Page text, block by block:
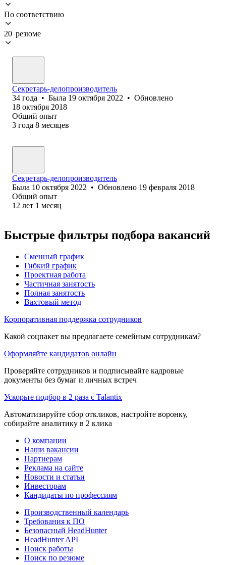
По соответствию
20 резюме
Секретарь-делопроизводитель
34 года • Была 19 октября 2022 • Обновлено
18 октября 2018
Общий опыт
3 года 8 месяцев
Секретарь-делопроизводитель
Была 10 октября 2022 • Обновлено 19 февраля 2018
Общий опыт
12 лет 1 месяц
Быстрые фильтры подбора вакансий
Сменный график
Гибкий график
Проектная работа
Частичная занятость
Полная занятость
Вахтовый метод
Корпоративная поддержка сотрудников
Какой соцпакет вы предлагаете семейным сотрудникам?
Оформляйте кандидатов онлайн
Проверяйте сотрудников и подписывайте кадровые
документы без бумаг и личных встреч
Ускорьте подбор в 2 раза с Talantix
Автоматизируйте сбор откликов, настройте воронку,
собирайте аналитику в 2 клика
О компании
Наши вакансии
Партнерам
Реклама на сайте
Новости и статьи
Инвесторам
Кандидаты по профессиям
Производственный календарь
Требования к ПО
Безопасный HeadHunter
HeadHunter API
Поиск работы
Поиск по резюме